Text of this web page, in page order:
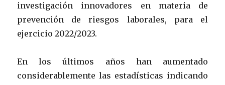
investigación innovadores en materia de
prevención de riesgos laborales, para el
ejercicio 2022/2023.
En los últimos años han aumentado
considerablemente las estadísticas indicando